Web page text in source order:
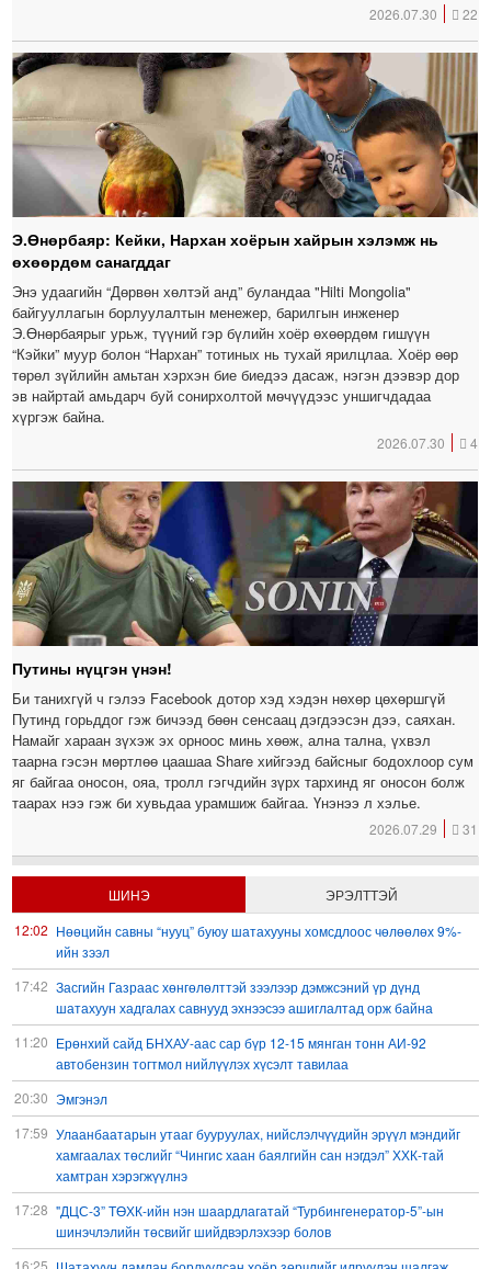
2026.07.30 22
Э.Өнөрбаяр: Кейки, Нархан хоёрын хайрын хэлэмж нь
өхөөрдөм санагддаг
Энэ удаагийн “Дөрвөн хөлтэй анд” буландаа "Hilti Mongolia"
байгууллагын борлуулалтын менежер, барилгын инженер
Э.Өнөрбаярыг урьж, түүний гэр бүлийн хоёр өхөөрдөм гишүүн
“Кэйки” муур болон “Нархан” тотиных нь тухай ярилцлаа. Хоёр өөр
төрөл зүйлийн амьтан хэрхэн бие биедээ дасаж, нэгэн дээвэр дор
эв найртай амьдарч буй сонирхолтой мөчүүдээс уншигчдадаа
хүргэж байна.
2026.07.30 4
Путины нүцгэн үнэн!
Би танихгүй ч гэлээ Facebook дотор хэд хэдэн нөхөр цөхөршгүй
Путинд горьддог гэж бичээд бөөн сенсаац дэгдээсэн дээ, саяхан.
Намайг хараан зүхэж эх орноос минь хөөж, ална тална, үхвэл
таарна гэсэн мөртлөө цаашаа Share хийгээд байсныг бодохлоор сум
яг байгаа оносон, ояа, тролл гэгчдийн зүрх тархинд яг оносон болж
таарах нээ гэж би хувьдаа урамшиж байгаа. Үнэнээ л хэлье.
2026.07.29 31
ШИНЭ
ЭРЭЛТТЭЙ
12:02 Нөөцийн савны “нууц” буюу шатахууны хомсдлоос чөлөөлөх 9%-
ийн зээл
17:42 Засгийн Газраас хөнгөлөлттэй зээлээр дэмжсэний үр дүнд
шатахуун хадгалах савнууд эхнээсээ ашиглалтад орж байна
11:20 Ерөнхий сайд БНХАУ-аас сар бүр 12-15 мянган тонн АИ-92
автобензин тогтмол нийлүүлэх хүсэлт тавилаа
20:30 Эмгэнэл
17:59 Улаанбаатарын утааг бууруулах, нийслэлчүүдийн эрүүл мэндийг
хамгаалах төслийг “Чингис хаан баялгийн сан нэгдэл” ХХК-тай
хамтран хэрэгжүүлнэ
17:28 "ДЦС-3” ТӨХК-ийн нэн шаардлагатай “Турбингенератор-5”-ын
шинэчлэлийн төсвийг шийдвэрлэхээр болов